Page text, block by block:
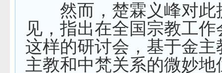
然而，楚霖义峰对此
见，指出在全国宗教工
这样的研讨会，基于金主
主教和中梵关系的微妙地